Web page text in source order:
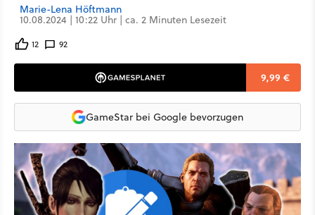
Marie-Lena Höftmann
10.08.2024 | 10:22 Uhr | ca. 2 Minuten Lesezeit
12 92
9,99 €
GameStar bei Google bevorzugen